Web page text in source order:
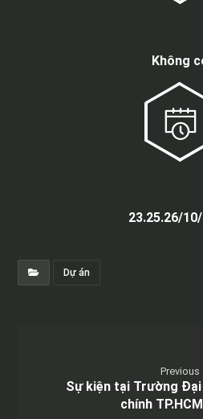
Không
23.25.26/
Dự án
Previous
Sự kiện tại Trường
chính